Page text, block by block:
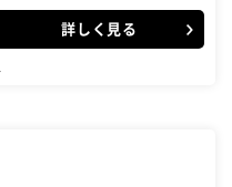
詳しく見る